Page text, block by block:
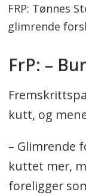
FRP: Tønnes
glimrende
FrP: –
kutt, og
– Glimrende
kuttet mer,
foreligger